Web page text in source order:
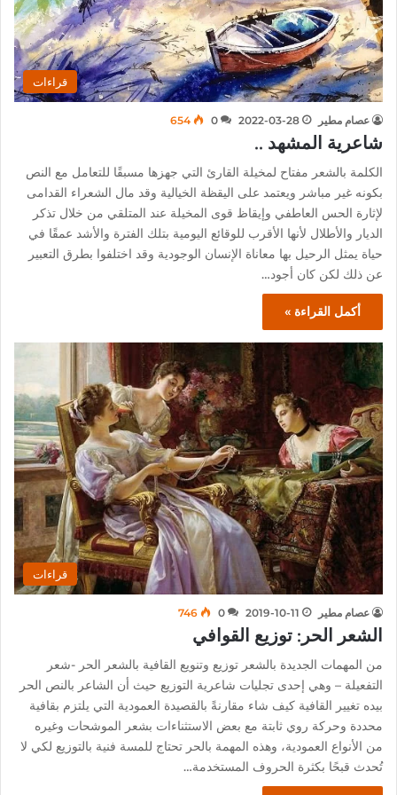
قراءات
عصام مطير 2022-03-28
0
654
شاعرية المشهد ..
الكلمة بالشعر مفتاح لمخيلة القارئ التي جهزها مسبقًا للتعامل مع النص
بكونه غير مباشر ويعتمد على اليقظة الخيالية وقد مال الشعراء القدامى
لإثارة الحس العاطفي وإيقاظ قوى المخيلة عند المتلقي من خلال تذكر
الديار والأطلال لأنها الأقرب للوقائع اليومية بتلك الفترة والأشد عمقًا في
حياة يمثل الرحيل بها معاناة الإنسان الوجودية وقد اختلفوا بطرق التعبير
عن ذلك لكن كان أجود…
أكمل القراءة »
قراءات
عصام مطير 2019-10-11
0
746
الشعر الحر: توزيع القوافي
من المهمات الجديدة بالشعر توزيع وتنويع القافية بالشعر الحر -شعر
التفعيلة – وهي إحدى تجليات شاعرية التوزيع حيث أن الشاعر بالنص الحر
بيده تغيير القافية كيف شاء مقارنةً بالقصيدة العمودية التي يلتزم بقافية
محددة وحركة روي ثابتة مع بعض الاستثناءات بشعر الموشحات وغيره
من الأنواع العمودية، وهذه المهمة بالحر تحتاج للمسة فنية بالتوزيع لكي لا
تُحدث قبحًا بكثرة الحروف المستخدمة…